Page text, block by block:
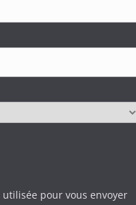
pour vous envoyer